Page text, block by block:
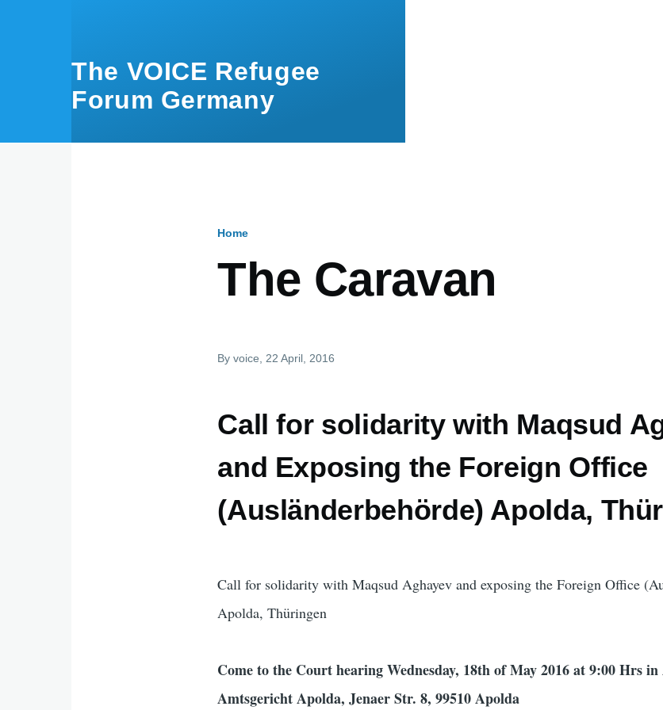
The VOICE Refugee
Forum Germany
Home
The Caravan
Byvoice , 22 April, 2016
Call for solidarity with Maqsud
and Exposing the Foreign Office
(Ausländerbehörde) Apolda,
Call for solidarity with Maqsud Aghayev and exposing the Foreign Office
Apolda, Thüringen
Come to the Court hearing Wednesday, 18th of May 2016 at 9:00 Hrs
Amtsgericht Apolda, Jenaer Str. 8, 99510 Apolda